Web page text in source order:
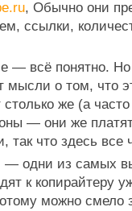
, Обычно они
ссылки,
— всё понятно.
мысли о том, что
же (а
— они же
так что здесь все
одни из самых
к копирайтеру
можно смело